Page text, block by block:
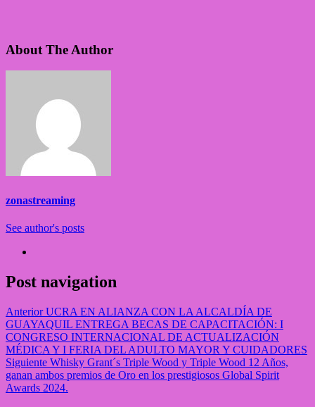
About The Author
zonastreaming
See author's posts
Post navigation
AnteriorUCRA EN ALIANZA CON LA ALCALDÍA DE
GUAYAQUIL ENTREGA BECAS DE CAPACITACIÓN: I
CONGRESO INTERNACIONAL DE ACTUALIZACIÓN
MÉDICA Y I FERIA DEL ADULTO MAYOR Y CUIDADORES
Siguiente Whisky Grant´s Triple Wood y Triple Wood 12 Años,
ganan ambos premios de Oro en los prestigiosos Global Spirit
Awards 2024.